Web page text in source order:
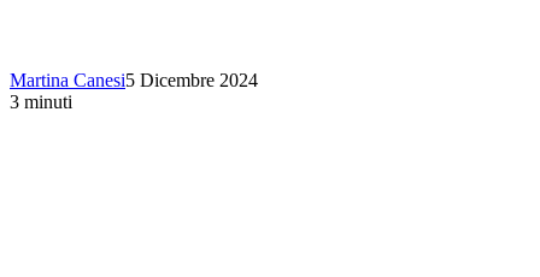
Martina Canesi5 Dicembre 2024
3 minuti